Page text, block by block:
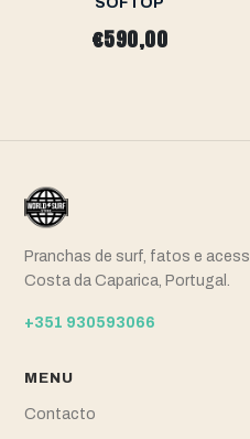
€590,00
Pranchas de surf, fatos e
Costa da Caparica, Portugal.
+351 930593066
MENU
Contacto